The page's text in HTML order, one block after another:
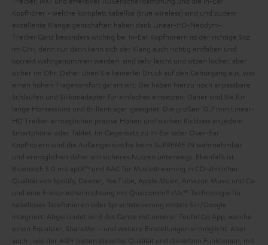
Kopfhörer - welche komplett kabellos (true wireless) sind und zudem
exzellente Klangeigenschaften haben dank Linear-HD-Neodym-
Treiber.Ganz besonders wichtig bei In-Ear Kopfhörern ist der richtige Sitz
im Ohr, denn nur dann kann sich der Klang auch richtig entfalten und
korrekt wahrgenommen werden. sind sehr leicht und sitzen locker, aber
sicher im Ohr. Daher üben Sie keinerlei Druck auf den Gehörgang aus, was
einen hohen Tragekomfort garantiert. Die haben hierzu noch anpassbare
Schlaufen und Silikonadapter für einfaches einsetzen. Daher sind Sie für
lange Hörsessions und Brillenträger geeignet. Die großen 10,7 mm Linear-
HD Treiber ermöglichen präzise Höhen und starken Kickbass an jedem
Smartphone oder Tablet. Im Gegensatz zu In-Ear oder Over-Ear
Kopfhörern sind die Außengeräusche beim SUPREME IN wahrnehmbar
und ermöglichen daher ein sicheres Nutzen unterwegs. Ebenfalls ist
Bluetooth 5.0 mit aptX™ und AAC für Musikstreaming in CD-ähnlicher
Qualität von Spotify, Deezer, YouTube, Apple Music, Amazon Music und Co
und eine Freisprecheinrichtung mit Qualcomm® cVc™ Technologie für
kabelloses Telefonieren oder Sprachsteuerung mittels Siri/Google
integriert. Abgerundet wird das Ganze mit unserer Teufel Go App, welche
einen Equalizer, ShareMe – und weitere Einstellungen ermöglicht. Aber
auch
, wie der AIRY bieten dieselbe Qualität und dieselben Funktionen, mit